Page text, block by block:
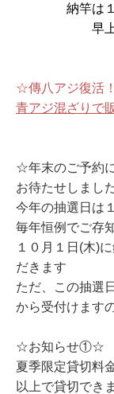
納竿は１３
早上がりは
☆傳八アジ復活
青アジ混ざりで
☆年末のご予約
お待たせしまし
今年の抽選日は
毎年恒例でご存
１０月１日(木)
だきます
ただ、この抽選
から受付けます
☆お知らせ①☆
夏季限定貸切料
以上で貸切でき